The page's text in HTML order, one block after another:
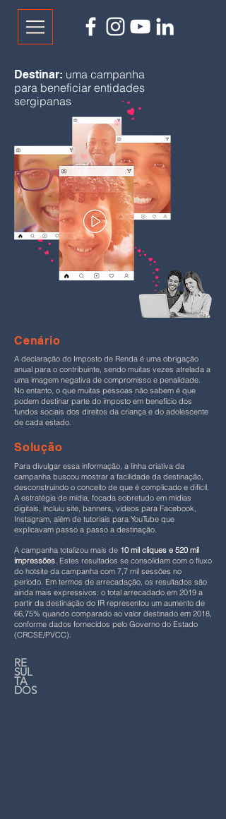
Destinar: uma campanha
para beneficiar entidades
sergipanas
Cenário
A declaração do Imposto de Renda é uma obrigação
anual para o contribuinte, sendo muitas vezes atrelada a
uma imagem negativa de compromisso e penalidade.
No entanto, o que muitas pessoas não sabem é que
podem destinar parte do imposto em benefício dos
fundos sociais dos direitos da criança e do adolescente
de cada estado.
Solução
Para divulgar essa informação, a linha criativa da
campanha buscou mostrar a facilidade da destinação,
desconstruindo o conceito de que é complicado e difícil.
A estratégia de mídia, focada sobretudo em mídias
digitais, incluiu site, banners, vídeos para Facebook,
Instagram, além de tutoriais para YouTube que
explicavam passo a passo a destinação.
A campanha totalizou mais de 10 mil cliques e 520 mil
impressões. Estes resultados se consolidam com o fluxo
do hotsite da campanha com 7,7 mil sessões no
período. Em termos de arrecadação, os resultados são
ainda mais expressivos: o total arrecadado em 2019 a
partir da destinação do IR representou um aumento de
66,75% quando comparado ao valor destinado em 2018,
conforme dados fornecidos pelo Governo do Estado
(CRCSE/PVCC).
RE
SUL
TA
DOS